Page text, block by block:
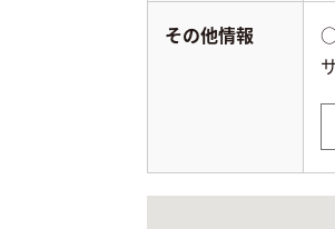
その他情報